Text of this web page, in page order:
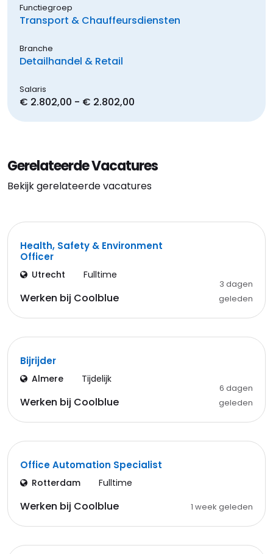
Functiegroep
Transport & Chauffeursdiensten
Branche
Detailhandel & Retail
Salaris
€ 2.802,00 - € 2.802,00
Gerelateerde Vacatures
Bekijk gerelateerde vacatures
Health, Safety & Environment
Officer
Utrecht Fulltime
Werken bij Coolblue
3 dagen
geleden
Bijrijder
Almere Tijdelijk
Werken bij Coolblue
6 dagen
geleden
Office Automation Specialist
Rotterdam Fulltime
Werken bij Coolblue 1 week geleden